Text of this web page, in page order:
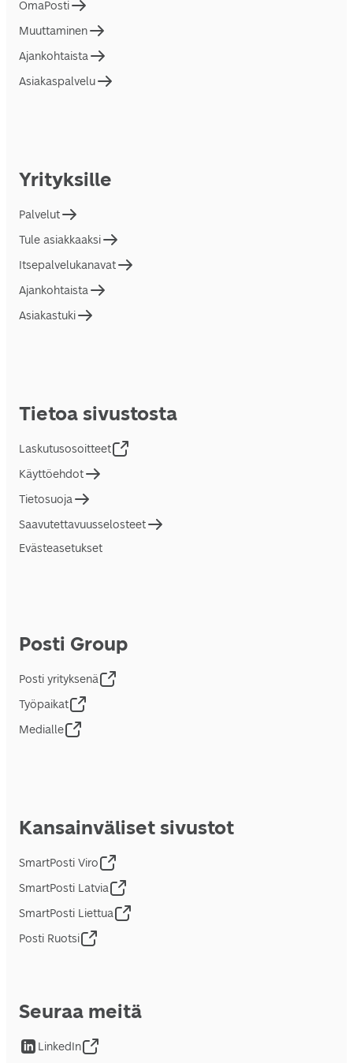
OmaPosti
Muuttaminen
Ajankohtaista
Asiakaspalvelu
Yrityksille
Palvelut
Tule asiakkaaksi
Itsepalvelukanavat
Ajankohtaista
Asiakastuki
Tietoa sivustosta
Laskutusosoitteet
Käyttöehdot
Tietosuoja
Saavutettavuusselosteet
Evästeasetukset
Posti Group
Posti yrityksenä
Työpaikat
Medialle
Kansainväliset sivustot
SmartPosti Viro
SmartPosti Latvia
SmartPosti Liettua
Posti Ruotsi
Seuraa meitä
LinkedIn